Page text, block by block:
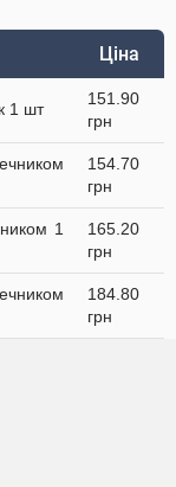
Ціна
1 шт
151.90
грн
154.70
грн
1
165.20
грн
184.80
грн